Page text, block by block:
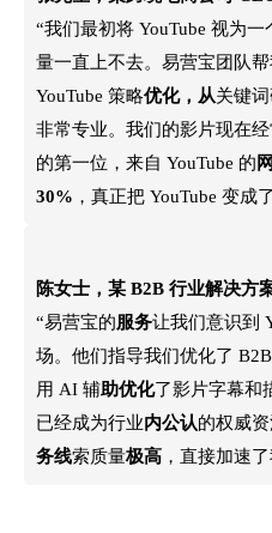
“我们最初将 YouTube 视为一
量一直上不去。易营宝团队
YouTube 策略优化，从关键
非常专业。我们的影片现在
的第一位，来自 YouTube 的
30% ，真正把 YouTube 变成
陈女士，某 B2B 行业解决方
“易营宝的服务让我们意识到
场。他们指导我们优化了
用 AI 辅助优化了影片字幕和
已经成为行业内公认的权威
务线索质量极高 ，直接加速